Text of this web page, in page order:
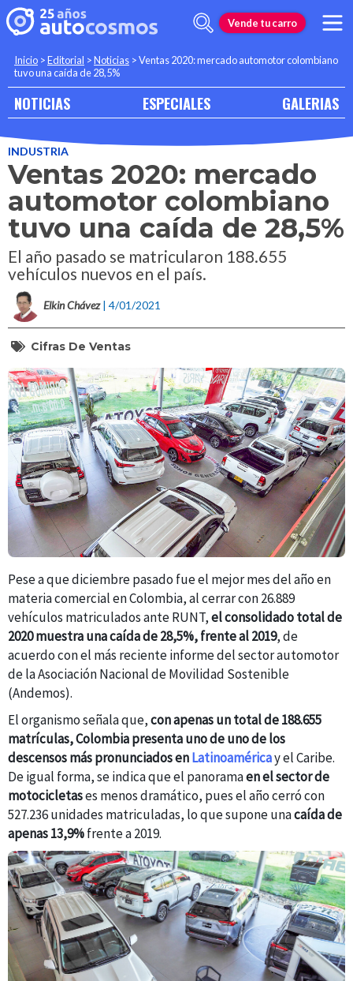
Vende tu carro
Inicio >Editorial >Noticias >Ventas 2020: mercado automotor colombiano
tuvo una caída de 28,5%
NOTICIAS ESPECIALES GALERIAS
INDUSTRIA
Ventas 2020: mercado
automotor colombiano
tuvo una caída de 28,5%
El año pasado se matricularon 188.655
vehículos nuevos en el país.
Elkin Chávez | 4/01/2021
Cifras De Ventas
Pese a que diciembre pasado fue el mejor mes del año en
materia comercial en Colombia, al cerrar con 26.889
vehículos matriculados ante RUNT,el consolidado total de
2020 muestra una caída de 28,5%, frente al 2019, de
acuerdo con el más reciente informe del sector automotor
de la Asociación Nacional de Movilidad Sostenible
(Andemos).
El organismo señala que,con apenas un total de 188.655
matrículas, Colombia presenta uno de uno de los
descensos más pronunciados enLatinoaméricay el Caribe.
De igual forma, se indica que el panoramaen el sector de
motocicletases menos dramático, pues el año cerró con
527.236 unidades matriculadas, lo que supone unacaída de
apenas 13,9%frente a 2019.